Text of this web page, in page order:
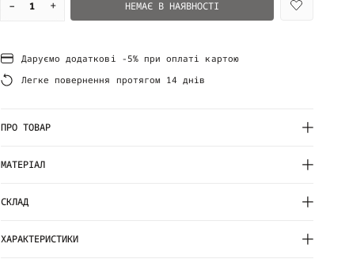
– + НЕМАЄ В НАЯВНОСТІ
Даруємо додаткові -5% при оплаті картою
Легке повернення протягом 14 днів
ПРО ТОВАР
МАТЕРІАЛ
СКЛАД
ХАРАКТЕРИСТИКИ